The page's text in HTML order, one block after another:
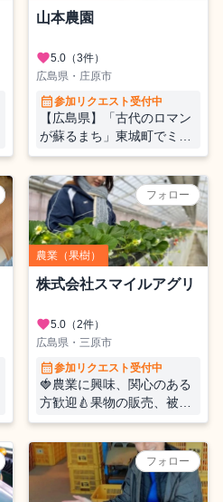
山本農園
favorite5.0 （3件）
広島県・庄原市
calendar_month参加リクエスト受付中
【広島県】「古代のロマン
が蘇るまち」東城町でミニ
トマトのお手入れを一緒に
しませんか？
フォロー
農業（果樹）
株式会社スマイルアグリ
favorite5.0 （2件）
広島県・三原市
calendar_month参加リクエスト受付中
🍓農業に興味、関心のある
方歓迎🍐果物の販売、被
覆、摘果作業の三原市大和
地域活性化おてつたび♪地
域の農家さんと交流できる
イベントあり♪
フォロー